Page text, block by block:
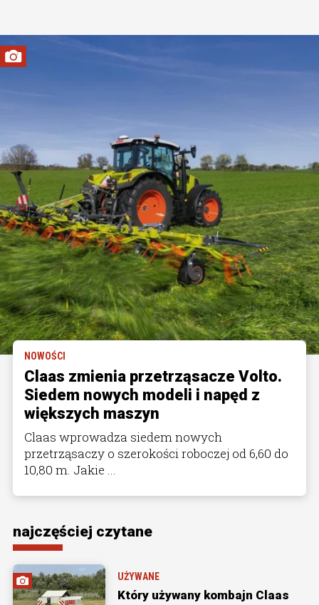
NOWOŚCI
Claas zmienia przetrząsacze Volto.
Siedem nowych modeli i napęd z
większych maszyn
Claas wprowadza siedem nowych
przetrząsaczy o szerokości roboczej od 6,60 do
10,80 m. Jakie ...
najczęściej czytane
UŻYWANE
Który używany kombajn Claas